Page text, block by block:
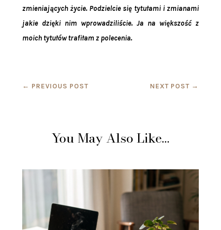
zmieniających życie. Podzielcie się tytułami i zmianami
jakie dzięki nim wprowadziliście. Ja na większość z
moich tytułów trafiłam z polecenia.
← PREVIOUS POST NEXT POST →
You May Also Like…